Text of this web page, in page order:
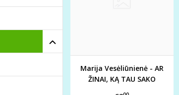
Marija Vesėliūnienė - AR
ŽINAI, KĄ TAU SAKO